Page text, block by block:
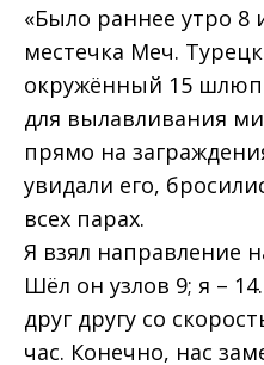
«Было раннее утро 8
местечка Меч.
окружённый 15
для вылавливания
прямо на
увидали его,
всех парах.
Я взял направление
Шёл он узлов 9; я –
друг другу со
час. Конечно, нас